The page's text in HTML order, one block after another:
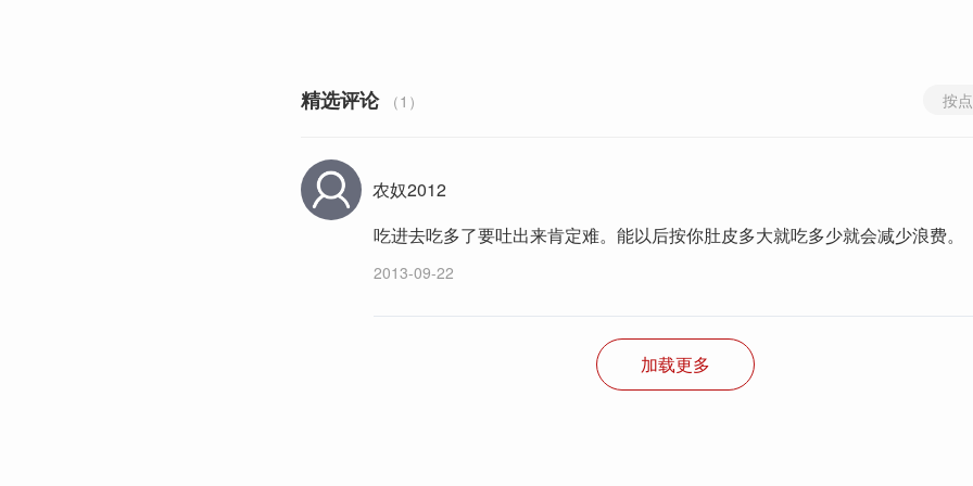
精选评论 （1） 按
农奴2012
吃进去吃多了要吐出来肯定难。能以后按你肚皮多大就吃多少就会减少浪费。
2013-09-22
加载更多